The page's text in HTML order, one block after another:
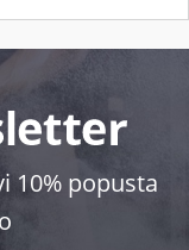
10% popusta